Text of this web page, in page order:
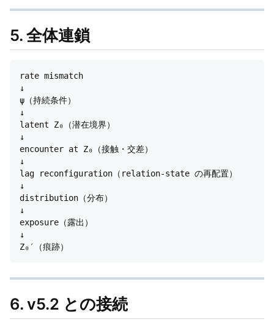
5. 全体連鎖
rate mismatch
↓
ψ（持続条件）
↓
latent Z₀（潜在境界）
↓
encounter at Z₀（接触・交差）
↓
lag reconfiguration（relation-state の再配置）
↓
distribution（分布）
↓
exposure（露出）
↓
6. v5.2 との接続